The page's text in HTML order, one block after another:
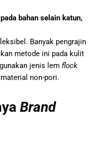
bahan selain katun,
Banyak pengrajin
metode ini pada kulit
jenis lem flock
non-pori.
Brand